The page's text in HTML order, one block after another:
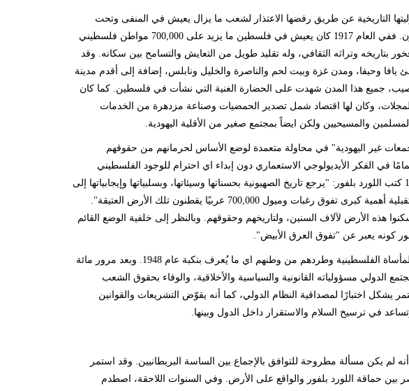
التاريخية عن طريق رفضها الاعتذار لشعب ما يزال يعيش في المنفى وتحت
فلسطين ما يزيد على
700,000 مواطن فلسطيني
بتاريخه وتراثه الثقافي، وله تقليد طويل من التعايش والتسامح بين سكانه. وقد
يافا وحيفا، ومدن غزة وبيت لحم والناصرة والخليل ونابلس، إضافة إلى أقدم مدينة
جميع هذا المدن شهدت على الحضارة الغنية التي نشأت في فلسطين. كما كان
وكان لها اقتصاد شمل تصدير الحمضيات وصناعة مزدهرة من الخدمات
والمسيحيين ولكن ايضاً بمجتمع صغير من الأقلية اليهودية.
غير اليهودية" في محاولة متعمدة لوضع الأساس لحرمانهم من حقوقهم
في الفكر الأيديولوجي الاستعماري دون إبداء اي احترام للوجود الفلسطيني
المسيحي والإسلامي المتجذر في أرض فلسطين. وفي العام 1922 كتب اللورد بلفور: "يرجع تاريخ الصهيونية بحسناتها وسيئاتها، وبسلبياتها وإيجابياتها إلى
أهمية كبرى تفوق رغبات وميول700,000 عربيًا يقطنون تلك الأرض العتيقة".
هذه الأرض لآلاف السنين، ولتاريخهم وحقوقهم. وبالنظر إلى خلفية الوضع القائم
كونه يعبر عن "تفوق العرق الأبيض".
يركز وعد بلفور للعام 1917 إلى دور المجتمع الدولي في إحداث المأساة الفلسطينية وطردهم من وطنهم اي ما يُعرف بنكبة عام 1948. وبعد مرور مائة
مسؤولياته القانونية والسياسية والأخلاقية، والوفاء بحقوق الشعب
يشكل اختبارًا لمصداقية النظام الدولي، كما أنه يقوّض التشريعات والقوانين
في ترسيخ السلام والاستقرار داخل الدول وبينها.
أنه لم يكن مسألة مطروحة للتوافق بالإجماع بين الساسة البريطانيين. وقد استمر
بين حماقة اللورد بلفور والواقع على الأرض. وفي السنوات اللاحقة، اصطدم